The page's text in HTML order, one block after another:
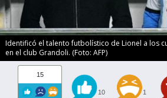
Identificó el talento futbolístico de Lionel a los
en el club Grandoli. (Foto: AFP)
15
10 1